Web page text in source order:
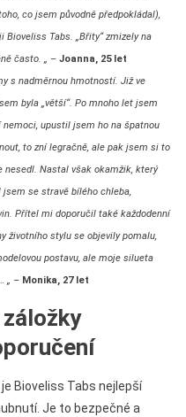
co jsem původně předpokládal),
Tabs. „Břity“ zmizely na
často. „ – Joanna, 25 let
s nadměrnou hmotností. Již ve
byla „větší“. Po mnoho let jsem
upustil jsem ho na špatnou
to zní legračně, ale pak jsem si to
nesedl. Nastal však okamžik, který
se stravě bílého chleba,
Přítel mi doporučil také každodenní
životního stylu se objevily pomalu,
postavu, ale moje silueta
„ – Monika, 27 let
Bioveliss Tabs nejlepší
Je to bezpečné a